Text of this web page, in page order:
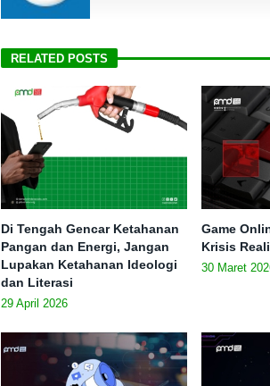
RELATED POSTS
Di Tengah Gencar Ketahanan
Pangan dan Energi, Jangan
Lupakan Ketahanan Ideologi
dan Literasi
29 April 2026
Game
Krisis
30 Maret